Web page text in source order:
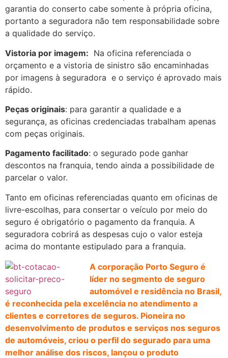
garantia do conserto cabe somente à própria oficina,
portanto a seguradora não tem responsabilidade sobre
a qualidade do serviço.
Vistoria por imagem: Na oficina referenciada o
orçamento e a vistoria de sinistro são encaminhadas
por imagens à seguradora e o serviço é aprovado mais
rápido.
Peças originais: para garantir a qualidade e a
segurança, as oficinas credenciadas trabalham apenas
com peças originais.
Pagamento facilitado: o segurado pode ganhar
descontos na franquia, tendo ainda a possibilidade de
parcelar o valor.
Tanto em oficinas referenciadas quanto em oficinas de
livre-escolhas, para consertar o veículo por meio do
seguro é obrigatório o pagamento da franquia. A
seguradora cobrirá as despesas cujo o valor esteja
acima do montante estipulado para a franquia.
A corporação Porto Seguro é
líder no segmento de seguro
automóvel e residência no Brasil,
é reconhecida pela excelência no atendimento a
clientes e corretores de seguros. Pioneira no
desenvolvimento de produtos e serviços nos seguros
de automóveis, criou o perfil do segurado para uma
melhor análise dos riscos, lançou o produto